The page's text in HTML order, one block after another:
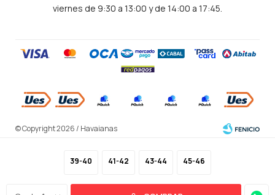
39-40 41-42 43-44 45-46
viernes de 9:30 a 13:00 y de 14:00 a 17:45.
© Copyright 2026 / Havaianas